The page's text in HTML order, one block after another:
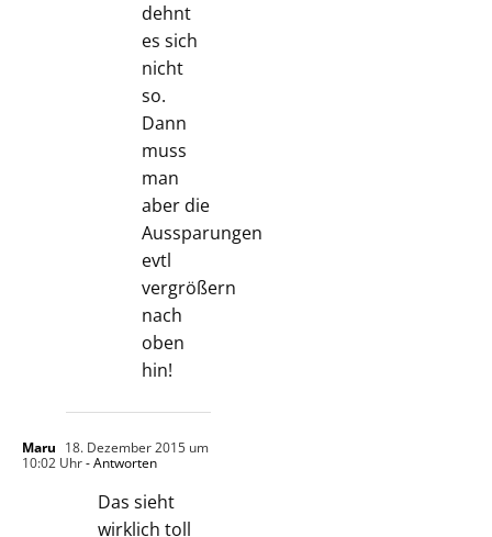
dehnt
es sich
nicht
so.
Dann
muss
man
aber die
Aussparungen
evtl
vergrößern
nach
oben
hin!
Maru 18. Dezember 2015 um
10:02 Uhr- Antworten
Das sieht
wirklich toll